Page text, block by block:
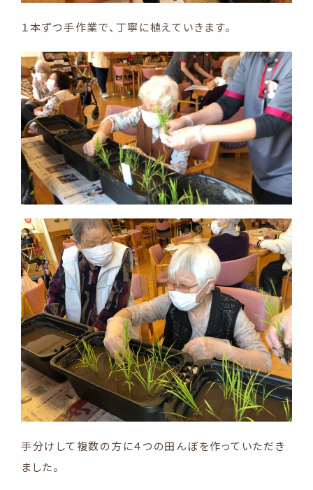
１本ずつ手作業で、丁寧に植えていきます。
手分けして複数の方に４つの田んぼを作っていただき
ました。